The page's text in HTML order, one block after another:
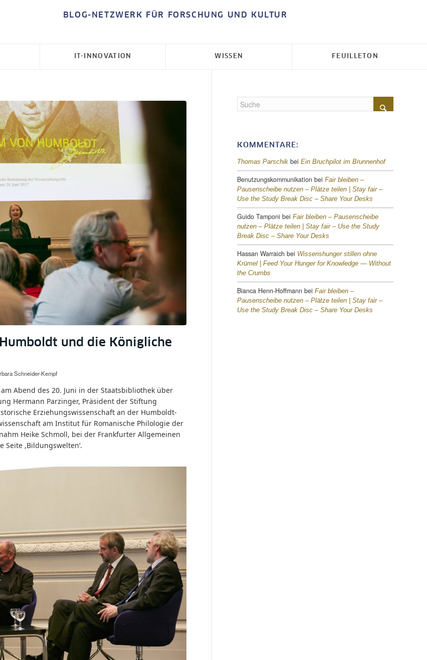
BLOG-NETZWERK FÜR FORSCHUNG UND KULTUR
IT-INNOVATION WISSEN FEUILLETON
und die Königliche
Schneider-Kempf
Abend des 20. Juni in der Staatsbibliothek über
Hermann Parzinger, Präsident der Stiftung
Erziehungswissenschaft an der Humboldt-
am Institut für Romanische Philologie der
Heike Schmoll, bei der Frankfurter Allgemeinen
,Bildungswelten‘.
KOMMENTARE:
Thomas Parschik bei Ein Bruchpilot im Brunnenhof
Benutzungskommunikation bei Fair bleiben –
Pausenscheibe nutzen – Plätze teilen | Stay fair –
Use the Study Break Disc – Share Your Desks
Guido Tamponi bei Fair bleiben – Pausenscheibe
nutzen – Plätze teilen | Stay fair – Use the Study
Break Disc – Share Your Desks
Hassan Warraich bei Wissenshunger stillen ohne
Krümel | Feed Your Hunger for Knowledge — Without
the Crumbs
Bianca Henn-Hoffmann bei Fair bleiben –
Pausenscheibe nutzen – Plätze teilen | Stay fair –
Use the Study Break Disc – Share Your Desks